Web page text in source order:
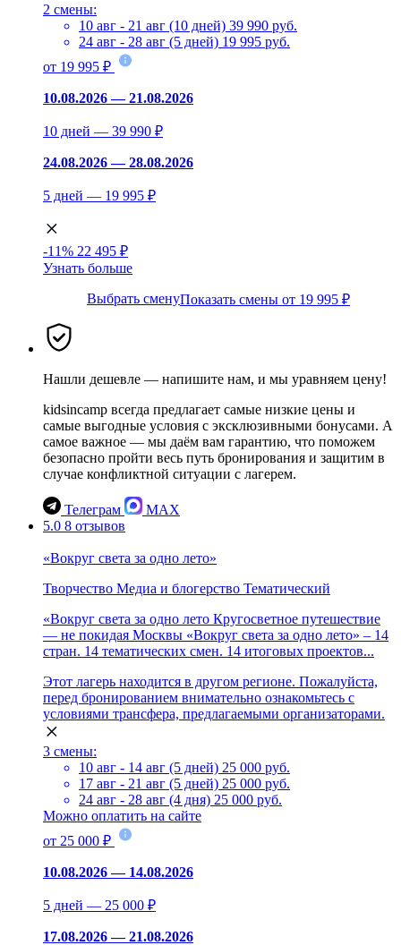
2 смены:
10 авг - 21 авг (10 дней) 39 990 руб.
24 авг - 28 авг (5 дней) 19 995 руб.
от 19 995 ₽
10.08.2026 — 21.08.2026
10 дней — 39 990 ₽
24.08.2026 — 28.08.2026
5 дней — 19 995 ₽
-11% 22 495 ₽
Узнать больше
Выбрать сменуПоказать смены от 19 995 ₽
Нашли дешевле — напишите нам, и мы уравняем цену!
kidsincamp всегда предлагает самые низкие цены и
самые выгодные условия с эксклюзивными бонусами. А
самое важное — мы даём вам гарантию, что поможем
безопасно пройти весь путь бронирования и защитим в
случае конфликтной ситуации с лагерем.
Телеграм
MAX
5.0 8 отзывов
«Вокруг света за одно лето»
Творчество Медиа и блогерство Тематический
«Вокруг света за одно лето Кругосветное путешествие
— не покидая Москвы «Вокруг света за одно лето» – 14
стран. 14 тематических смен. 14 итоговых проектов...
Этот лагерь находится в другом регионе. Пожалуйста,
перед бронированием внимательно ознакомьтесь с
условиями трансфера, предлагаемыми организаторами.
3 смены:
10 авг - 14 авг (5 дней) 25 000 руб.
17 авг - 21 авг (5 дней) 25 000 руб.
24 авг - 28 авг (4 дня) 25 000 руб.
Можно оплатить на сайте
от 25 000 ₽
10.08.2026 — 14.08.2026
5 дней — 25 000 ₽
17.08.2026 — 21.08.2026